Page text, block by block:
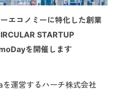
エコノミーに特化した創業
STARTUP
を開催します
運営するハーチ株式会社